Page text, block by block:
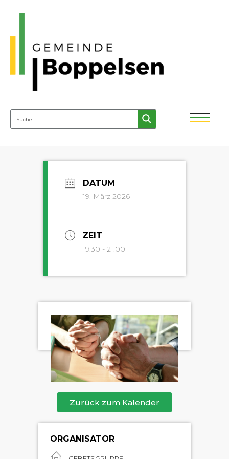
19. März 2026
ZEIT
19:30 - 21:00
Zurück zum Kalender
ORGANISATOR